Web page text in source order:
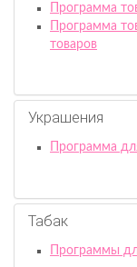
Программа
Программа
товаров
Украшения
Программа
Табак
Программы